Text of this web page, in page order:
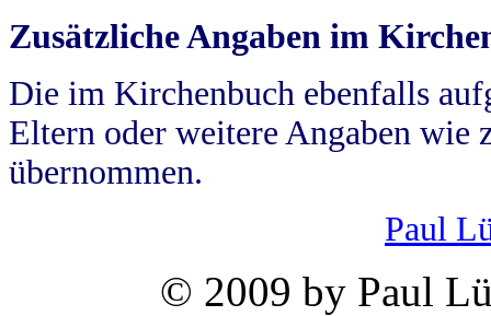
Zusätzliche Angaben im
Die im Kirchenbuch ebenfalls
Eltern oder weitere Angaben wie
übernommen.
Paul
© 2009 by Paul